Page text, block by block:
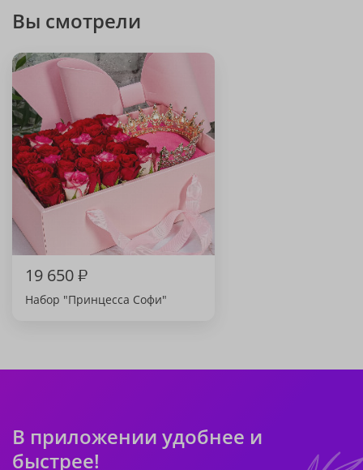
Вы смотрели
19 650₽
Набор "Принцесса Софи"
В приложении удобнее и
быстрее!